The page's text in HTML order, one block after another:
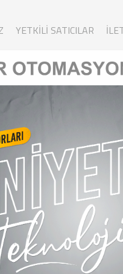
YETKILI SATICILAR